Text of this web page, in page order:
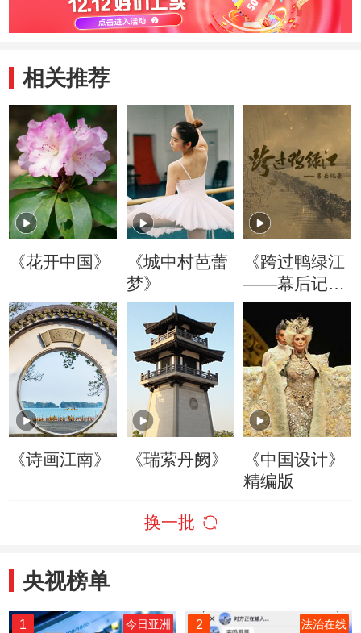
相关推荐
《花开中国》
《城中村芭蕾
梦》
《跨过鸭绿江
——幕后记
录》
《诗画江南》 《瑞萦丹阙》
《中国设计》
精编版
换一批
央视榜单
1 今日亚洲 2 法治在线